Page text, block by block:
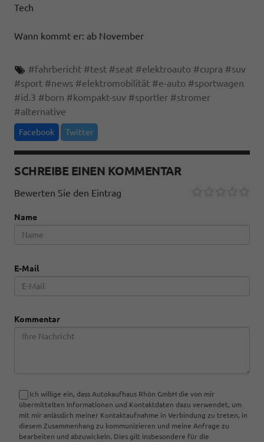
Tech
Wann kommt er: ab November
#fahrbericht #test #seat #elektroauto #cupra #suv
#sport #news #elektromobilität #e-auto #sportwagen
#id.3 # born # kompakt-suv #sportler #stromer
#alternative
Facebook Twitter
SCHREIBE EINEN KOMMENTAR
Bewerten Sie den Eintrag
Name
E-Mail
Kommentar
Ich willige ein, dass Autokaufhaus Rhön GmbH die von mir
übermittelten Informationen und Kontaktdaten dazu verwendet, um
mit mir anlässlich meiner Kontaktaufnahme in Verbindung zu treten, in
diesem Zusammenhang zu kommunizieren und meine Anfrage zu
bearbeiten und abzuwickeln. Dies gilt insbesondere für die